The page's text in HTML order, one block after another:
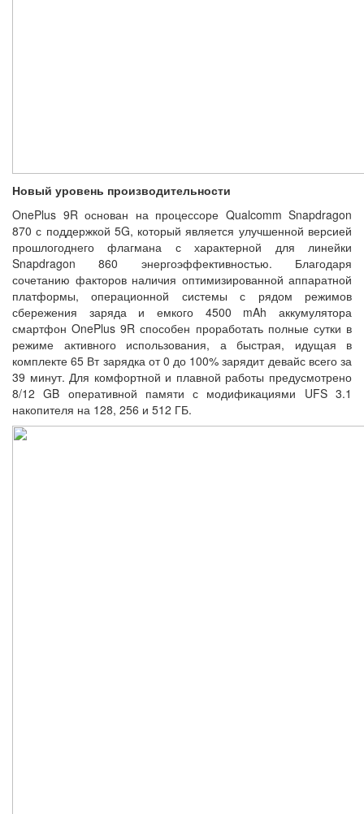
Новый уровень производительности
OnePlus 9R основан на процессоре Qualcomm Snapdragon
870 с поддержкой 5G, который является улучшенной версией
прошлогоднего флагмана с характерной для линейки
Snapdragon 860 энергоэффективностью. Благодаря
сочетанию факторов наличия оптимизированной аппаратной
платформы, операционной системы с рядом режимов
сбережения заряда и емкого 4500 mAh аккумулятора
смартфон OnePlus 9R способен проработать полные сутки в
режиме активного использования, а быстрая, идущая в
комплекте 65 Вт зарядка от 0 до 100% зарядит девайс всего за
39 минут. Для комфортной и плавной работы предусмотрено
8/12 GB оперативной памяти с модификациями UFS 3.1
накопителя на 128, 256 и 512 ГБ.